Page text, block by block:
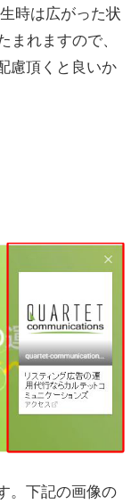
時は広がった状
れますので、
慮頂くと良いか
。下記の画像の